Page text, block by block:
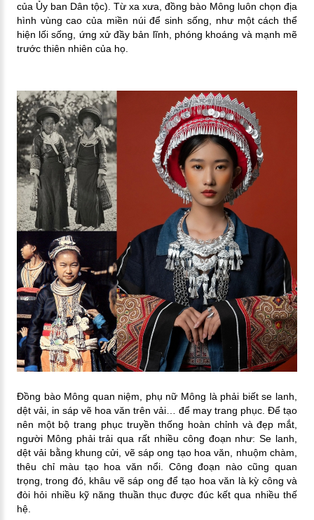
của Ủy ban Dân tộc). Từ xa xưa, đồng bào Mông luôn chọn địa
hình vùng cao của miền núi để sinh sống, như một cách thể
hiện lối sống, ứng xử đầy bản lĩnh, phóng khoáng và mạnh mẽ
trước thiên nhiên của họ.
Đồng bào Mông quan niệm, phụ nữ Mông là phải biết se lanh,
dệt vải, in sáp vẽ hoa văn trên vải… để may trang phục. Để tạo
nên một bộ trang phục truyền thống hoàn chỉnh và đẹp mắt,
người Mông phải trải qua rất nhiều công đoạn như:Se lanh,
dệt vải bằng khung cửi, vẽ sáp ong tạo hoa văn, nhuộm chàm,
thêu chỉ màu tạo hoa văn nổi . Công đoạn nào cũng quan
trọng, trong đó, khâu vẽ sáp ong để tạo hoa văn là kỳ công và
đòi hỏi nhiều kỹ năng thuần thục được đúc kết qua nhiều thế
hệ.